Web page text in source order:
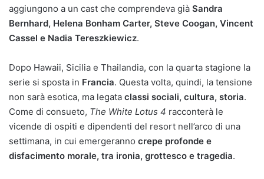
aggiungono a un cast che comprendeva già Sandra
Bernhard, Helena Bonham Carter, Steve Coogan, Vincent
Cassel e Nadia Tereszkiewicz.
Dopo Hawaii, Sicilia e Thailandia, con la quarta stagione la
serie si sposta in Francia. Questa volta, quindi, la tensione
non sarà esotica, ma legata classi sociali, cultura, storia.
Come di consueto, The White Lotus 4 racconterà le
vicende di ospiti e dipendenti del resort nell’arco di una
settimana, in cui emergeranno crepe profonde e
disfacimento morale, tra ironia, grottesco e tragedia.